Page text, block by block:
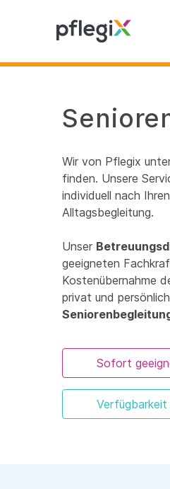
Wir von Pflegix
finden. Unsere
individuell nach
Alltagsbegleitung.
Unser
geeigneten
Kostenübernahme
privat und
Sofort
Verfügbarkeit